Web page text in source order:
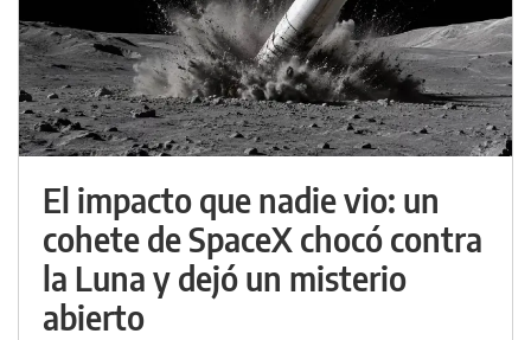
El impacto que nadie vio: un
cohete de SpaceX chocó contra
la Luna y dejó un misterio
abierto